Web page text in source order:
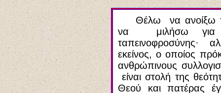
Θέλω να ανοίξω
να μιλήσω για
ταπεινοφροσύνης·
εκείνος, ο οποίος
ανθρώπινους
είναι στολή της
Θεού και πατέρας